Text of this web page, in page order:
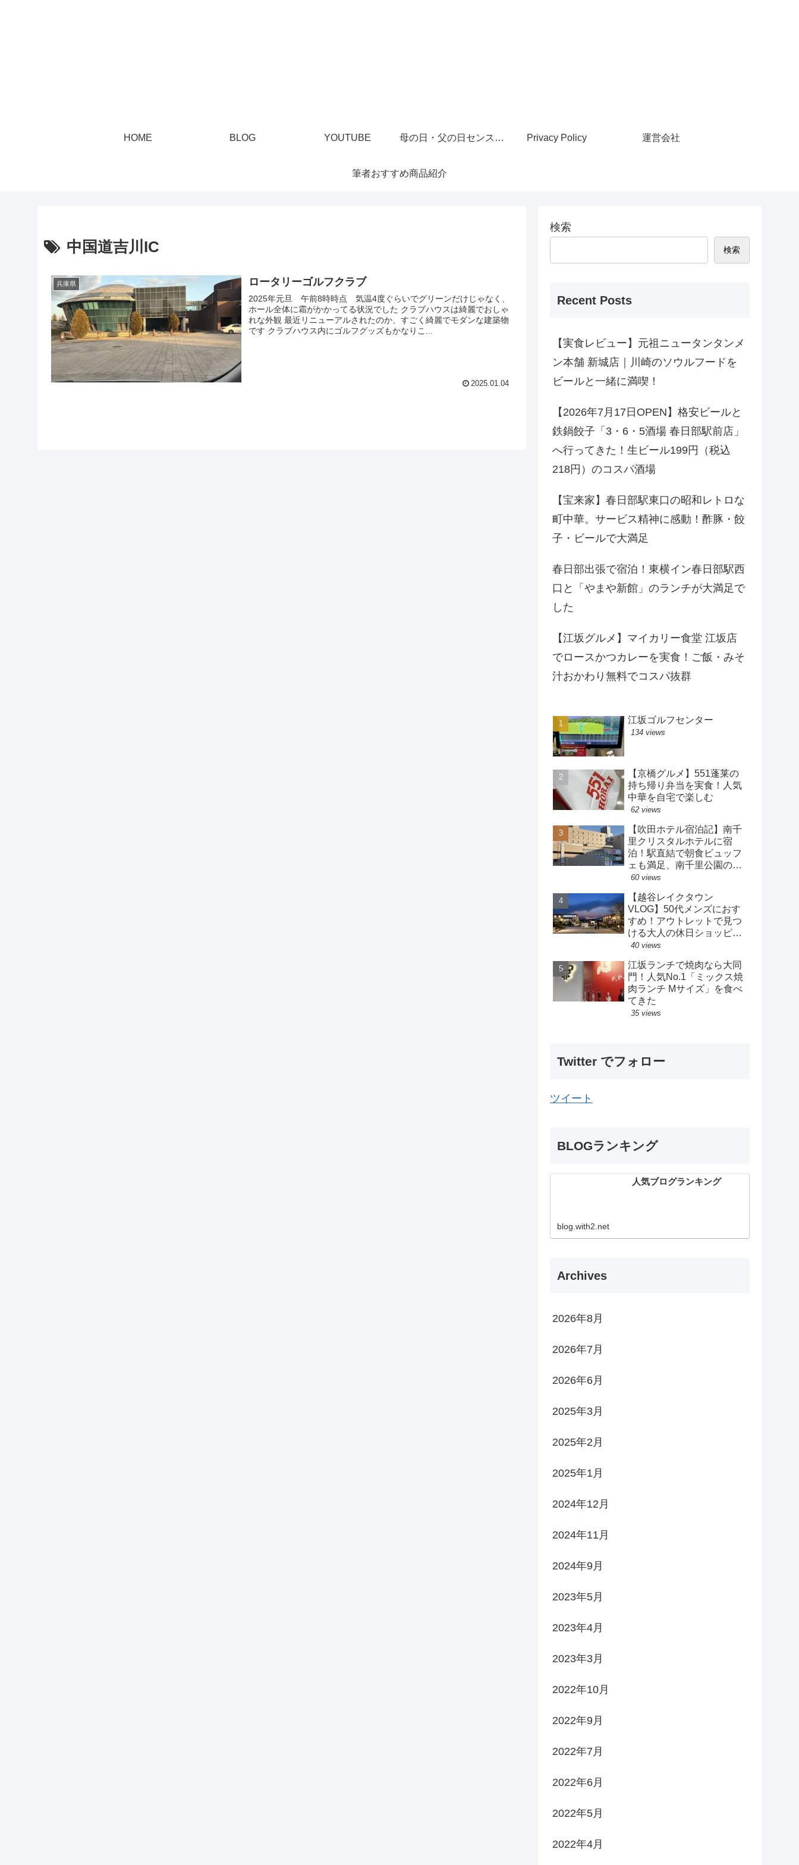
HOME BLOG YOUTUBE 母の日・父の日センスあるプレゼント Privacy Policy 運営会社
筆者おすすめ商品紹介
中国道吉川IC
兵庫県 ロータリーゴルフクラブ
2025年元旦 午前8時時点 気温4度ぐらいでグリーンだけじゃなく、
ホール全体に霜がかかってる状況でした クラブハウスは綺麗でおしゃ
れな外観 最近リニューアルされたのか、すごく綺麗でモダンな建築物
です クラブハウス内にゴルフグッズもかなりこ...
2025.01.04
検索
検索
Recent Posts
【実食レビュー】元祖ニュータンタンメ
ン本舗 新城店｜川崎のソウルフードを
ビールと一緒に満喫！
【2026年7月17日OPEN】格安ビールと
鉄鍋餃子「3・6・5酒場 春日部駅前店」
へ行ってきた！生ビール199円（税込
218円）のコスパ酒場
【宝来家】春日部駅東口の昭和レトロな
町中華。サービス精神に感動！酢豚・餃
子・ビールで大満足
春日部出張で宿泊！東横イン春日部駅西
口と「やまや新館」のランチが大満足で
した
【江坂グルメ】マイカリー食堂 江坂店
でロースかつカレーを実食！ご飯・みそ
汁おかわり無料でコスパ抜群
江坂ゴルフセンター
134 views
【京橋グルメ】551蓬莱の
持ち帰り弁当を実食！人気
中華を自宅で楽しむ
62 views
【吹田ホテル宿泊記】南千
里クリスタルホテルに宿
泊！駅直結で朝食ビュッフ
ェも満足、南千里公園の散
策も楽しめるホテル
60 views
【越谷レイクタウン
VLOG】50代メンズにおす
すめ！アウトレットで見つ
ける大人の休日ショッピン
グ
40 views
江坂ランチで焼肉なら大同
門！人気No.1「ミックス焼
肉ランチ Mサイズ」を食べ
てきた
35 views
Twitter でフォロー
ツイート
BLOGランキング
人気ブログランキング
blog.with2.net
Archives
2026年8月
2026年7月
2026年6月
2025年3月
2025年2月
2025年1月
2024年12月
2024年11月
2024年9月
2023年5月
2023年4月
2023年3月
2022年10月
2022年9月
2022年7月
2022年6月
2022年5月
2022年4月